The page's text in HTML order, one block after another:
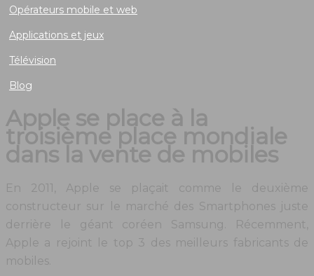
Opérateurs mobile et web
Applications et jeux
Télévision
Blog
Apple se place à la
troisième place mondiale
dans la vente de mobiles
En 2011, Apple se plaçait comme le deuxième
constructeur sur le marché des Smartphones juste
derrière le géant coréen Samsung. Récemment,
Apple a rejoint le top 3 des meilleurs fabricants de
mobiles.